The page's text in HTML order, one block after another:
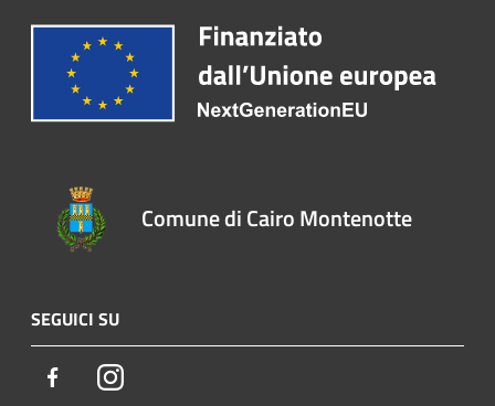
Comune di Cairo Montenotte
SEGUICI SU
FacebookInstagram